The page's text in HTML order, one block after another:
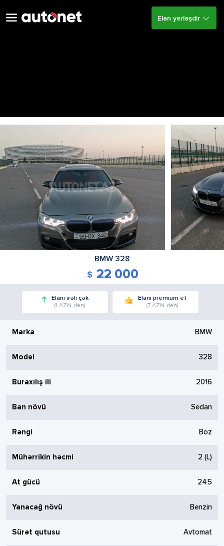
Elan yerləşdir
BMW 328
22 000
Elanı irəli çək
(1 AZN-dən)
Elanı premium et
(7 AZN-dən)
Marka BMW
Model 328
Buraxılış ili 2016
Ban növü Sedan
Rəngi Boz
Mühərrikin həcmi 2 (L)
At gücü 245
Yanacağ növü Benzin
Sürət qutusu Avtomat